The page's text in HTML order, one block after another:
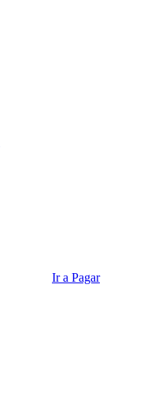
Ir a Pagar